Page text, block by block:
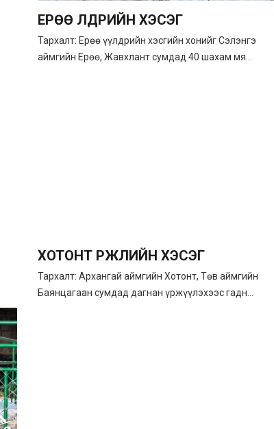
ЕРӨӨ ҮҮЛДРИЙН ХЭСЭГ
Тархалт: Ерөө үүлдрийн хэсгийн хонийг Сэлэнгэ
аймгийн Ерөө, Жавхлант сумдад 40 шахам мя...
ХОТОНТ ҮРЖЛИЙН ХЭСЭГ
Тархалт: Архангай аймгийн Хотонт, Төв аймгийн
Баянцагаан сумдад дагнан үржүүлэхээс гадн...